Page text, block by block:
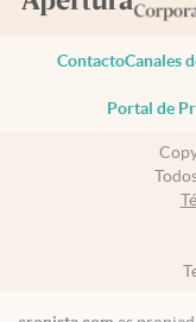
ContactoCanales
Portal de